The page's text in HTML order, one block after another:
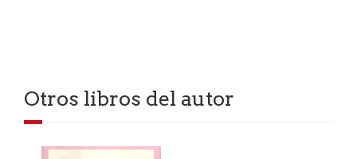
Otros libros del autor